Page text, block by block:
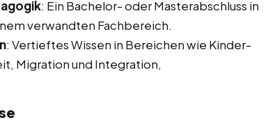
: Ein Bachelor- oder Masterabschluss in
verwandten Fachbereich.
: Vertieftes Wissen in Bereichen wie Kinder-
Migration und Integration,